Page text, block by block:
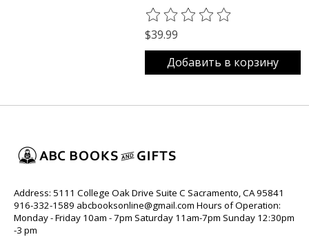
The rating of this product is
$39.99
Добавить в корзину
Address: 5111 College Oak Drive Suite C Sacramento, CA 95841
916-332-1589 abcbooksonline@gmail.com Hours of Operation:
Monday - Friday 10am - 7pm Saturday 11am-7pm Sunday 12:30pm
-3 pm